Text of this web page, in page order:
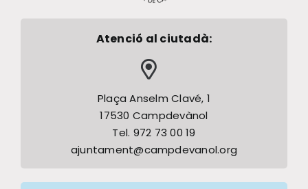
Atenció al ciutadà:
Plaça Anselm Clavé, 1
17530 Campdevànol
Tel. 972 73 00 19
ajuntament@campdevanol.org